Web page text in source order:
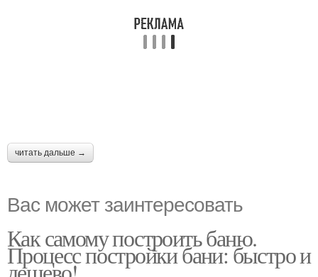
читать дальше →
Вас может заинтересовать
Как самому построить баню.
Процесс постройки бани: быстро и